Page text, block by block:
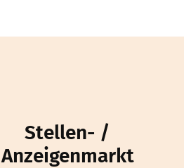
Stellen- /
Anzeigenmarkt